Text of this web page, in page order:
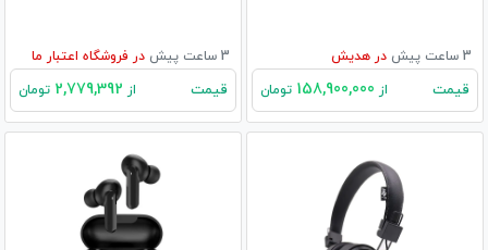
3 ساعت پیش در هدیش
قیمت از تومان
3 ساعت پیش در فروشگاه اعتبار ما
قیمت از تومان